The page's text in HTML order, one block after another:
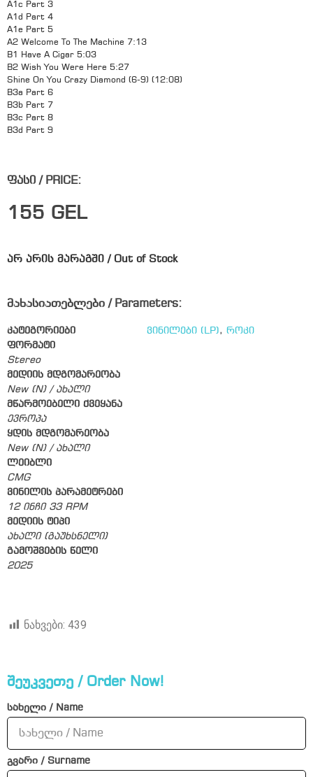
A1c Part 3
A1d Part 4
A1e Part 5
A2 Welcome To The Machine 7:13
B1 Have A Cigar 5:03
B2 Wish You Were Here 5:27
Shine On You Crazy Diamond (6-9) (12:08)
B3a Part 6
B3b Part 7
B3c Part 8
B3d Part 9
ფასი / PRICE:
155 GEL
არ არის მარაგში / Out of Stock
მახასიათებლები / Parameters:
კატეგორიები ვინილები (LP), როკი
ფორმატი
Stereo
მედიის მდგომარეობა
New (N) / ახალი
მწარმოებელი ქვეყანა
ევროპა
ყდის მდგომარეობა
New (N) / ახალი
ლეიბლი
CMG
ვინილის პარამეტრები
12 ინჩი 33 RPM
მედიის ტიპი
ახალი (გაუხსნელი)
გამოშვების წელი
2025
ნახვები: 439
შეუკვეთე / Order Now!
სახელი / Name
გვარი / Surname